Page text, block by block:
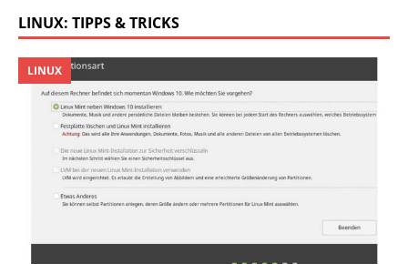
LINUX: TIPPS & TRICKS
LINUX